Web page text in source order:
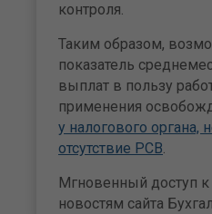
контроля.
Таким образом,
показатель
выплат в пользу
применения
у налогового органа,
отсутствие РСВ.
Мгновенный доступ к
новостям сайта